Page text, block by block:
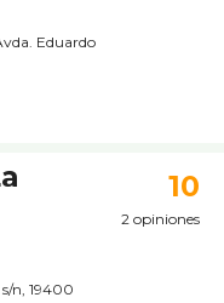
Eduardo
n, 19400
10
2 opiniones